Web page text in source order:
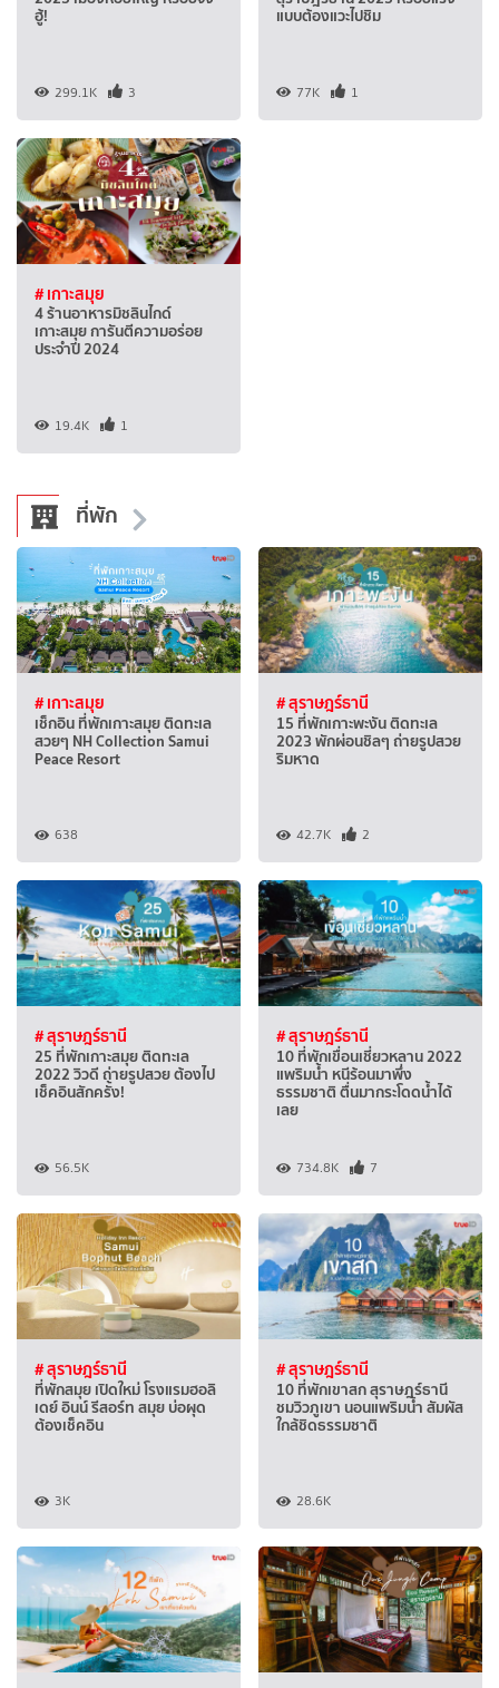
ฮู้!
299.1K 3
แบบต้องแวะไปชิม
77K 1
# เกาะสมุย
4 ร้านอาหารมิชลินไกด์
เกาะสมุย การันตีความอร่อย
ประจำปี 2024
19.4K 1
ที่พัก
# เกาะสมุย
เช็กอิน ที่พักเกาะสมุย ติดทะเล
สวยๆ NH Collection Samui
Peace Resort
638
# สุราษฎร์ธานี
15 ที่พักเกาะพะงัน ติดทะเล
2023 พักผ่อนชิลๆ ถ่ายรูปสวย
ริมหาด
42.7K 2
# สุราษฎร์ธานี
25 ที่พักเกาะสมุย ติดทะเล
2022 วิวดี ถ่ายรูปสวย ต้องไป
เช็คอินสักครั้ง!
56.5K
# สุราษฎร์ธานี
10 ที่พักเขื่อนเชี่ยวหลาน 2022
แพริมน้ำ หนีร้อนมาพึ่ง
ธรรมชาติ ตื่นมากระโดดน้ำได้
เลย
734.8K 7
# สุราษฎร์ธานี
ที่พักสมุย เปิดใหม่ โรงแรมฮอลิ
เดย์ อินน์ รีสอร์ท สมุย บ่อผุด
ต้องเช็คอิน
3K
# สุราษฎร์ธานี
10 ที่พักเขาสก สุราษฎร์ธานี
ชมวิวภูเขา นอนแพริมน้ำ สัมผัส
ใกล้ชิดธรรมชาติ
28.6K